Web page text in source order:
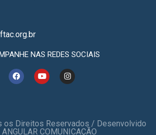
NAS REDES SOCIAIS
os Direitos Reservados / Desenvolvido
COMUNICAÇÃO